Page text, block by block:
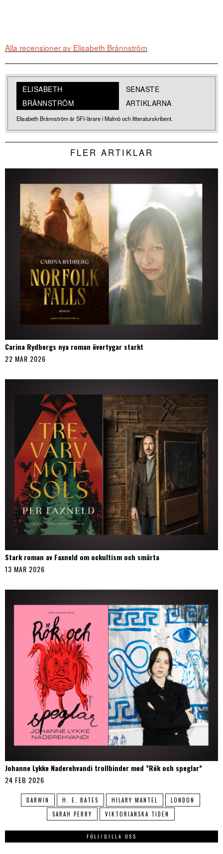
Alla recensioner av Elisabeth Brännström
ELISABETH
BRÄNNSTRÖM
SENASTE
ARTIKLARNA
Elisabeth Brännström är SFI-lärare i Malmö och litteraturskribent.
FLER ARTIKLAR
Carina Rydbergs nya roman övertygar starkt
22 MAR 2026
Stark roman av Faxneld om ockultism och smärta
13 MAR 2026
Johanne Lykke Naderehvandi trollbinder med ”Rök och speglar”
24 FEB 2026
DARWIN H. E. BATES HILARY MANTEL
LONDON
SARAH PERRY
VIKTORIANSKA TIDEN
FÖLJ/GILLA OSS